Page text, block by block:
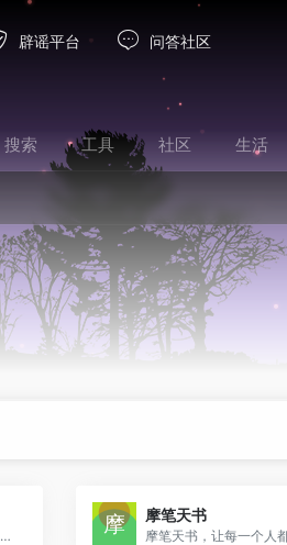
辟谣平台 问答社区
搜索 工具 社区 生活
根据用户输入的故事剧情内容，平台自动生成与之匹配的绘本插画，无需用户具备绘画基础
摩笔天书